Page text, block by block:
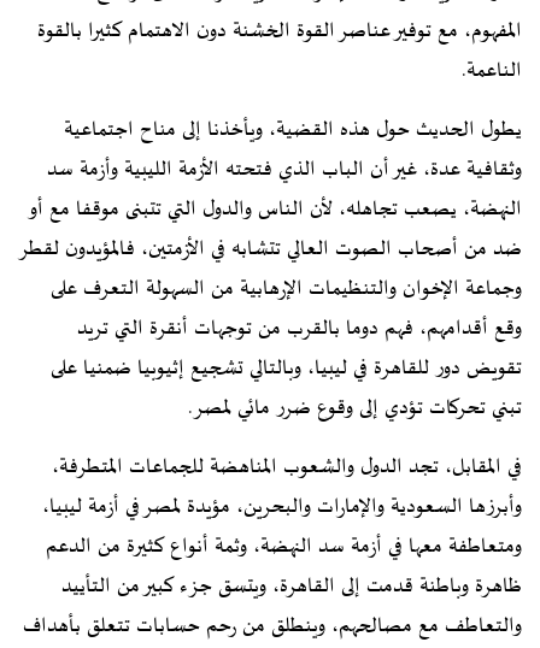
المفهوم، مع توفير عناصر القوة الخشنة دون الاهتمام كثيرا بالقوة
الناعمة.
يطول الحديث حول هذه القضية، ويأخذنا إلى مناح اجتماعية
وثقافية عدة، غير أن الباب الذي فتحته الأزمة الليبية وأزمة سد
النهضة، يصعب تجاهله، لأن الناس والدول التي تتبنى موقفا مع أو
ضد من أصحاب الصوت العالي تتشابه في الأزمتين، فالمؤيدون لقطر
وجماعة الإخوان والتنظيمات الإرهابية من السهولة التعرف على
وقع أقدامهم، فهم دوما بالقرب من توجهات أنقرة التي تريد
تقويض دور للقاهرة في ليبيا، وبالتالي تشجيع إثيوبيا ضمنيا على
تبني تحركات تؤدي إلى وقوع ضرر مائي لمصر.
في المقابل، تجد الدول والشعوب المناهضة للجماعات المتطرفة،
وأبرزها السعودية والإمارات والبحرين، مؤيدة لمصر في أزمة ليبيا،
ومتعاطفة معها في أزمة سد النهضة، وثمة أنواع كثيرة من الدعم
ظاهرة وباطنة قدمت إلى القاهرة، ويتسق جزء كبير من التأييد
والتعاطف مع مصالحهم، وينطلق من رحم حسابات تتعلق بأهداف